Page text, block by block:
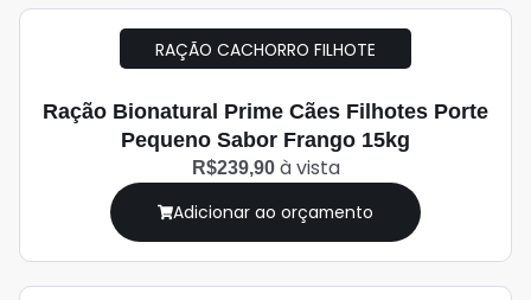
RAÇÃO CACHORRO FILHOTE
Ração Bionatural Prime Cães Filhotes Porte
Pequeno Sabor Frango 15kg
R$239,90à vista
Adicionar ao orçamento